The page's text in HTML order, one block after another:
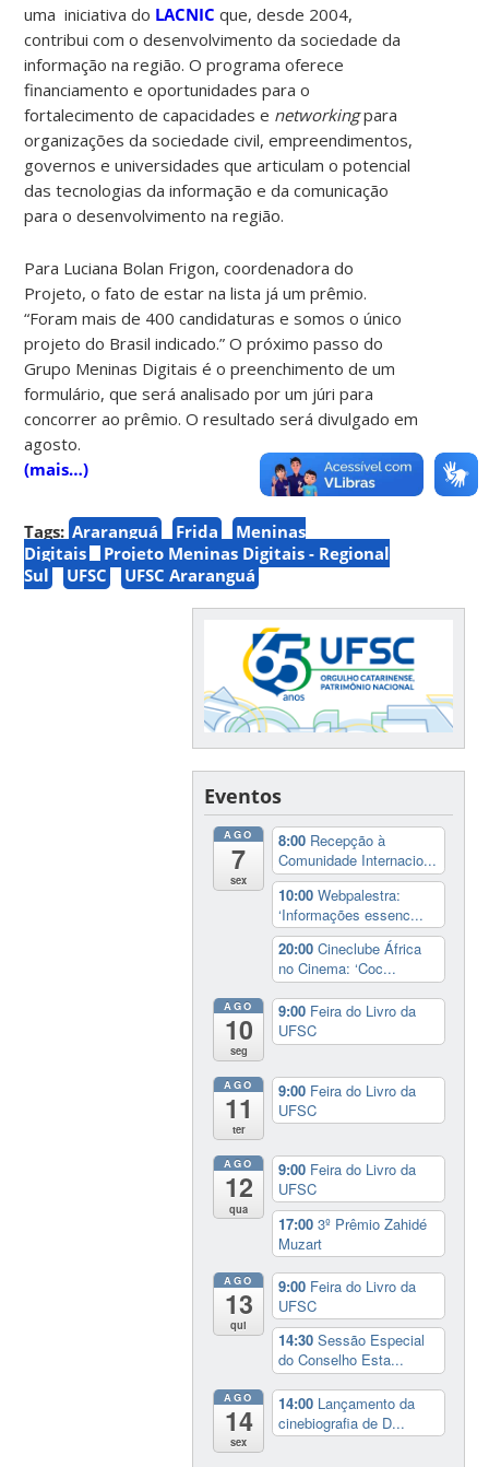
uma iniciativa do LACNIC que, desde 2004,
contribui com o desenvolvimento da sociedade da
informação na região. O programa oferece
financiamento e oportunidades para o
fortalecimento de capacidades e networkingpara
organizações da sociedade civil, empreendimentos,
governos e universidades que articulam o potencial
das tecnologias da informação e da comunicação
para o desenvolvimento na região.
Para Luciana Bolan Frigon, coordenadora do
Projeto, o fato de estar na lista já um prêmio.
“Foram mais de 400 candidaturas e somos o único
projeto do Brasil indicado.” O próximo passo do
Grupo Meninas Digitais é o preenchimento de um
formulário, que será analisado por um júri para
concorrer ao prêmio. O resultado será divulgado em
agosto.
(mais…)
Tags: Araranguá Frida
Meninas
Digitais
Projeto Meninas Digitais - Regional
Sul
UFSC UFSC Araranguá
Eventos
AGO
7
sex
8:00 Recepção à
Comunidade Internacio...
10:00Webpalestra:
‘Informações essenc...
20:00Cineclube África
no Cinema: ‘Coc...
AGO
10
seg
9:00 Feira do Livro da
UFSC
AGO
11
ter
9:00 Feira do Livro da
UFSC
AGO
12
qua
9:00 Feira do Livro da
UFSC
17:003º Prêmio Zahidé
Muzart
AGO
13
qui
9:00 Feira do Livro da
UFSC
14:30Sessão Especial
do Conselho Esta...
AGO
14
sex
14:00 Lançamento da
cinebiografia de D...